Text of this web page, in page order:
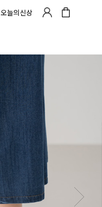
오늘의신상